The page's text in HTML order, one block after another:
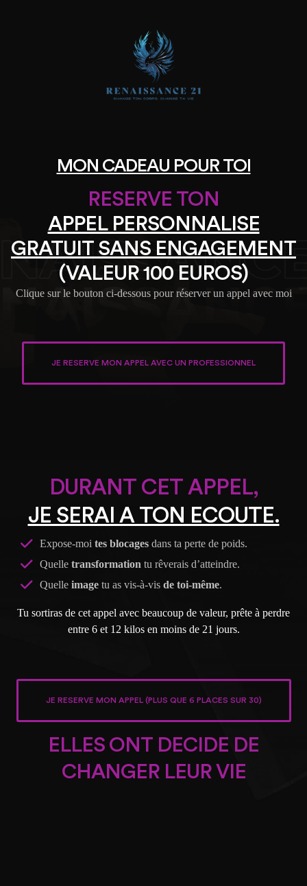
MON CADEAU POUR TOI
RESERVE TON
APPEL PERSONNALISE
GRATUIT SANS ENGAGEMENT
(VALEUR 100 EUROS)
Clique sur le bouton ci-dessous pour réserver un appel avec moi
JE RESERVE MON APPEL AVEC UN PROFESSIONNEL
DURANT CET APPEL,
JE SERAI A TON ECOUTE.
Expose-moi tes blocages dans ta perte de poids.
Quelle transformation tu rêverais d’atteindre.
Quelle image tu as vis-à-vis de toi-même.
Tu sortiras de cet appel avec beaucoup de valeur, prête à perdre
entre 6 et 12 kilos en moins de 21 jours.
JE RESERVE MON APPEL (PLUS QUE 6 PLACES SUR 30)
ELLES ONT DECIDE DE
CHANGER LEUR VIE